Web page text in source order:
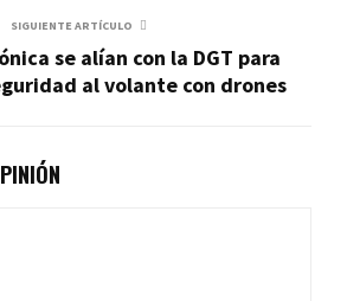
SIGUIENTE ARTÍCULO
se alían con la DGT para
al volante con drones